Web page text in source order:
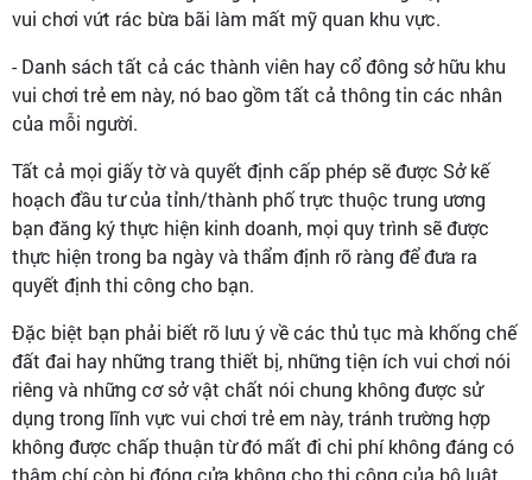
vui chơi vứt rác bừa bãi làm mất mỹ quan khu vực.
- Danh sách tất cả các thành viên hay cổ đông sở hữu khu
vui chơi trẻ em này, nó bao gồm tất cả thông tin các nhân
của mỗi người.
Tất cả mọi giấy tờ và quyết định cấp phép sẽ được Sở kế
hoạch đầu tư của tỉnh/thành phố trực thuộc trung ương
bạn đăng ký thực hiện kinh doanh, mọi quy trình sẽ được
thực hiện trong ba ngày và thẩm định rõ ràng để đưa ra
quyết định thi công cho bạn.
Đặc biệt bạn phải biết rõ lưu ý về các thủ tục mà khống chế
đất đai hay những trang thiết bị, những tiện ích vui chơi nói
riêng và những cơ sở vật chất nói chung không được sử
dụng trong lĩnh vực vui chơi trẻ em này, tránh trường hợp
không được chấp thuận từ đó mất đi chi phí không đáng có
thậm chí còn bị đóng cửa không cho thi công của bộ luật.